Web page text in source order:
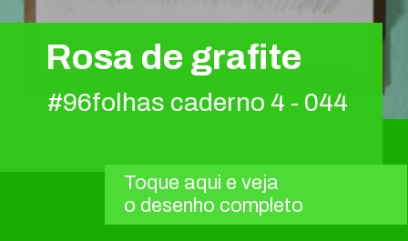
#96folhas caderno 4 - 044
Toque aqui e veja
o desenho completo
Rosa de grafite